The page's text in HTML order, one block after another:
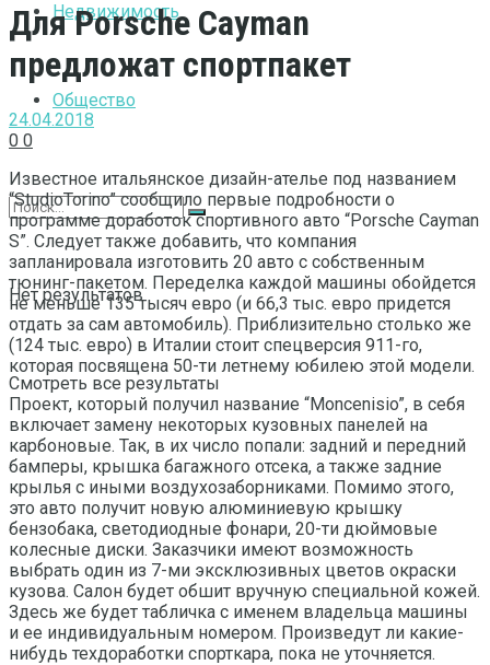
Недвижимость
Общество
Нет результатов
Смотреть все результаты
Для Porsche Cayman
предложат спортпакет
24.04.2018
0 0
Известное итальянское дизайн-ателье под названием
“StudioTorino” сообщило первые подробности о
программе доработок спортивного авто “Porsche Cayman
S”. Следует также добавить, что компания
запланировала изготовить 20 авто с собственным
тюнинг-пакетом. Переделка каждой машины обойдется
не меньше 135 тысяч евро (и 66,3 тыс. евро придется
отдать за сам автомобиль). Приблизительно столько же
(124 тыс. евро) в Италии стоит спецверсия 911-го,
которая посвящена 50-ти летнему юбилею этой модели.
Проект, который получил название “Moncenisio”, в себя
включает замену некоторых кузовных панелей на
карбоновые. Так, в их число попали: задний и передний
бамперы, крышка багажного отсека, а также задние
крылья с иными воздухозаборниками. Помимо этого,
это авто получит новую алюминиевую крышку
бензобака, светодиодные фонари, 20-ти дюймовые
колесные диски. Заказчики имеют возможность
выбрать один из 7-ми эксклюзивных цветов окраски
кузова. Салон будет обшит вручную специальной кожей.
Здесь же будет табличка с именем владельца машины
и ее индивидуальным номером. Произведут ли какие-
нибудь техдоработки спорткара, пока не уточняется.